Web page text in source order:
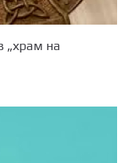
„храм на